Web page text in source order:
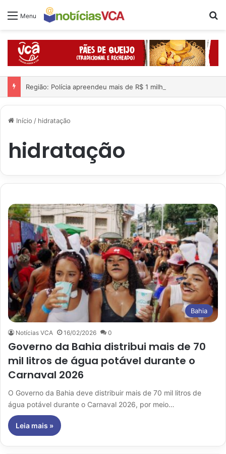
Menu
Início / hidratação
hidratação
Bahia
Notícias VCA 16/02/2026 0
Governo da Bahia distribui mais de 70
mil litros de água potável durante o
Carnaval 2026
O Governo da Bahia deve distribuir mais de 70 mil litros de
água potável durante o Carnaval 2026, por meio…
Leia mais »